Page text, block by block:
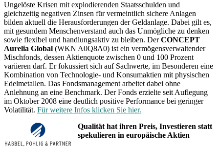
Ungelöste Krisen mit explodierenden Staatsschulden und
gleichzeitig negativen Zinsen für vermeintlich sichere Anlagen
bilden aktuell die Herausforderungen der Geldanlage. Dabei gilt es,
mit gesundem Menschenverstand auch das Unmögliche zu denken
sowie flexibel und handlungsaktiv zu bleiben. DerCONCEPT
Aurelia Global (WKN A0Q8A0) ist ein vermögensverwaltender
Mischfonds, dessen Aktienquote zwischen 0 und 100 Prozent
variieren darf. Er fokussiert sich auf Sachwerte, im Besonderen eine
Kombination von Technologie- und Konsumaktien mit physischen
Edelmetallen. Das Fondsmanagement arbeitet dabei ohne
Anlehnung an eine Benchmark. Der Fonds erzielte seit Auflegung
im Oktober 2008 eine deutlich positive Performance bei geringer
Volatilität. Für weitere Infos klicken Sie hier.
Qualität hat ihren Preis, Investieren statt
spekulieren in europäische Aktien